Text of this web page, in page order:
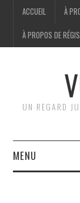
ACCUEIL À
À PROPOS DE
UN REGARD
MENU